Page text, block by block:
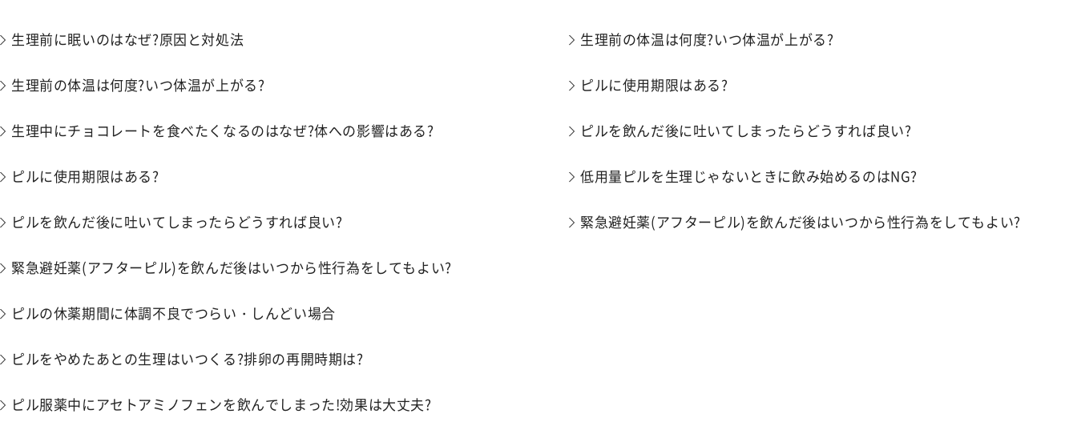
生理前に眠いのはなぜ?原因と対処法
生理前の体温は何度?いつ体温が上がる?
生理中にチョコレートを食べたくなるのはなぜ?体への影響はある?
ピルに使用期限はある?
ピルを飲んだ後に吐いてしまったらどうすれば良い?
緊急避妊薬(アフターピル)を飲んだ後はいつから性行為をしてもよい?
ピルの休薬期間に​​体調不良でつらい・しんどい場合
ピルをやめたあとの生理はいつくる?排卵の再開時期は?
ピル服薬中にアセトアミノフェンを飲んでしまった!効果は大丈夫?
生理前の体温は何度?いつ体温が上がる?
ピルに使用期限はある?
ピルを飲んだ後に吐いてしまったらどうすれば良い?
低用量ピルを生理じゃないときに飲み始めるのはNG?
緊急避妊薬(アフターピル)を飲んだ後はいつから性行為をしてもよい?